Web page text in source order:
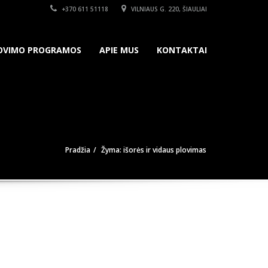
+370 611 51118 VILNIAUS G. 220, ŠIAULIAI
PROGRAMOS APIE MUS KONTAKTAI
Pradžia Žyma: išorės ir vidaus plovimas